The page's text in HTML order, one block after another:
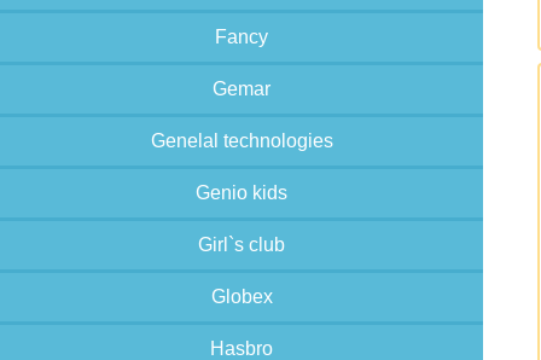
Fancy
Gemar
Genelal technologies
Genio kids
Girl`s club
Globex
Hasbro